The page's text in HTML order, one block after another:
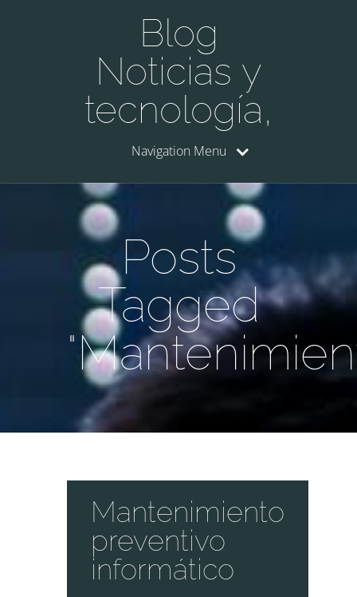
Blog
Noticias y
tecnología,
Navigation Menu
Posts
Tagged
Mantenimiento
preventivo
informático